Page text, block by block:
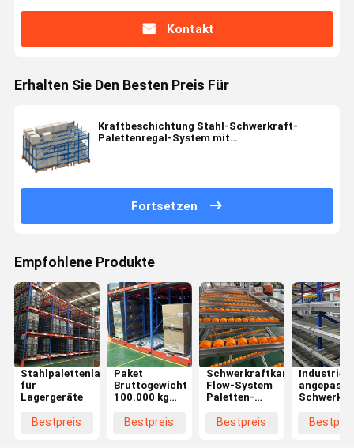
Kontakt
Erhalten Sie Den Besten Preis Für
Kraftbeschichtung Stahl-Schwerkraft-
Palettenregal-System mit
Fortsetzen
Empfohlene Produkte
Stahlpalettenlager
für
Lagergeräte
Bestpreis
Paket
Bruttogewicht
100.000 kg
Schraubfreies
Bestpreis
Schwerkraftkarton-
Flow-System
Paletten-
mitBestpreis
Industriell